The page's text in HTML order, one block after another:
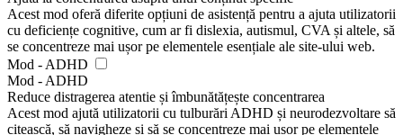
Acest mod oferă diferite opțiuni de asistență pentru a ajuta utilizatorii
cu deficiențe cognitive, cum ar fi dislexia, autismul, CVA și altele, să
se concentreze mai ușor pe elementele esențiale ale site-ului web.
Mod - ADHD
Mod - ADHD
Reduce distragerea atentie și îmbunătățește concentrarea
Acest mod ajută utilizatorii cu tulburări ADHD și neurodezvoltare să
citească, să navigheze și să se concentreze mai ușor pe elementele